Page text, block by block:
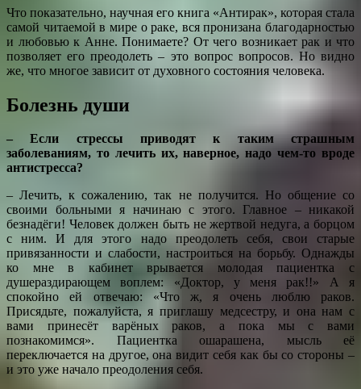
Что показательно, научная его книга «Антирак», которая стала
самой читаемой в мире о раке, вся пронизана благодарностью
и любовью к Анне. Понимаете? От чего возникает рак и что
позволяет его преодолеть – это вопрос вопросов. Но видно
же, что многое зависит от духовного состояния человека.
Болезнь души
– Если стрессы приводят к таким страшным
заболеваниям, то лечить их, наверное, надо чем-то вроде
антистресса?
– Лечить, к сожалению, так не получится. Но общение со
своими больными я начинаю с этого. Главное – никакой
безнадёги! Человек должен быть не жертвой недуга, а борцом
с ним. И для этого надо преодолеть себя, свои старые
привязанности и слабости, настроиться на борьбу. Однажды
ко мне в кабинет врывается молодая пациентка с
душераздирающем воплем: «Доктор, у меня рак!!» А я
спокойно ей отвечаю: «Что ж, я очень люблю раков.
Присядьте, пожалуйста, я приглашу медсестру, и она нам с
вами принесёт варёных раков, а пока мы с вами
познакомимся». Пациентка ошарашена, мысль её
переключается на другое, она видит себя как бы со стороны –
и это уже начало преодоления себя.